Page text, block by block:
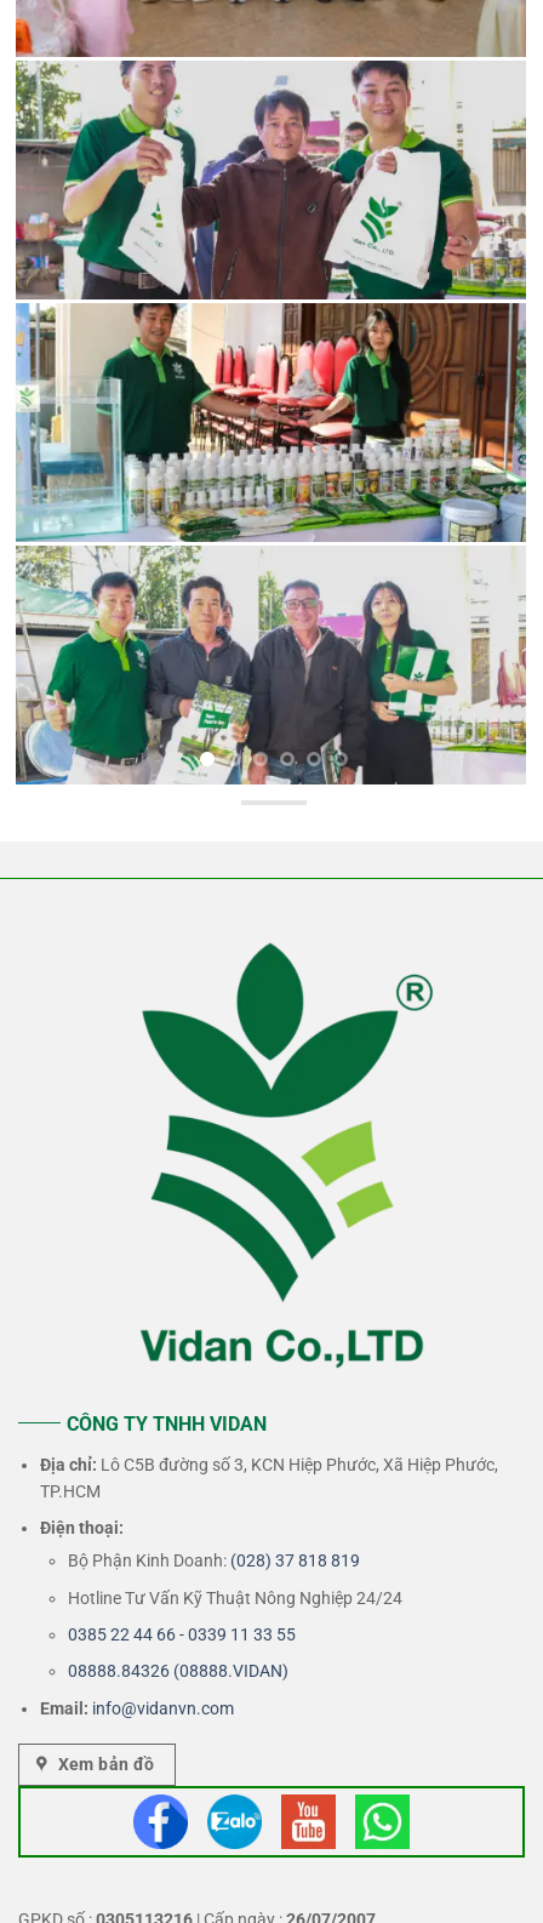
CÔNG TY TNHH VIDAN
Địa chỉ: Lô C5B đường số 3, KCN Hiệp Phước, Xã Hiệp Phước,
TP.HCM
Điện thoại:
Bộ Phận Kinh Doanh: (028) 37 818 819
Hotline Tư Vấn Kỹ Thuật Nông Nghiệp 24/24
0385 22 44 66 - 0339 11 33 55
08888.84326 (08888.VIDAN)
Email: info@vidanvn.com
Xem bản đồ